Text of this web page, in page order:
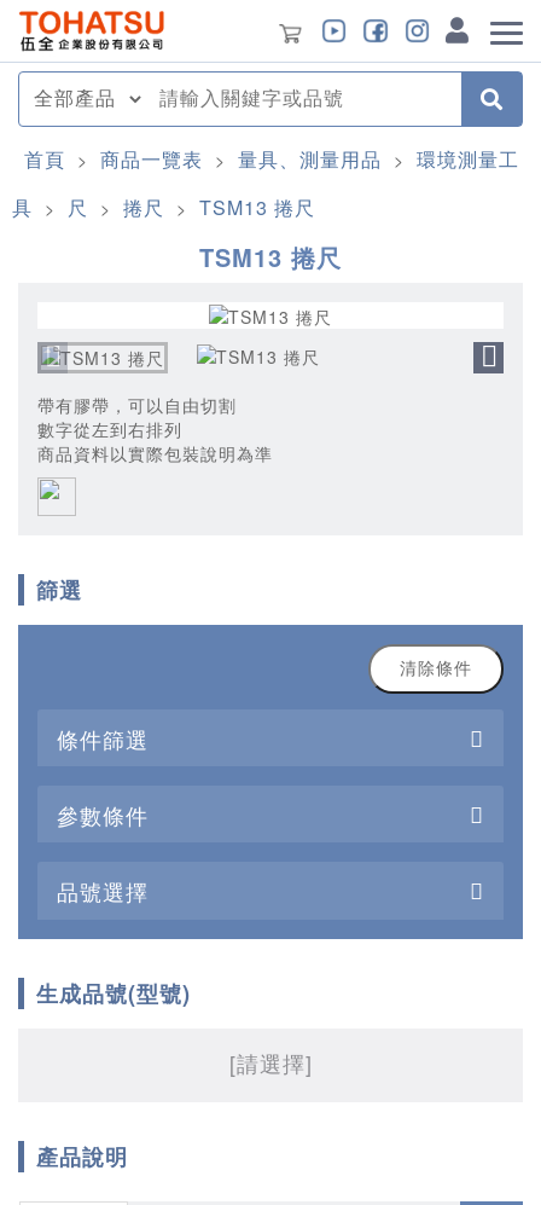
首頁 > 商品一覽表 > 量具、測量用品 > 環境測量工
具 > 尺 > 捲尺 > TSM13 捲尺
TSM13 捲尺
帶有膠帶，可以自由切割
數字從左到右排列
商品資料以實際包裝說明為準
篩選
清除條件
條件篩選
參數條件
品號選擇
生成品號(型號)
[請選擇]
產品說明